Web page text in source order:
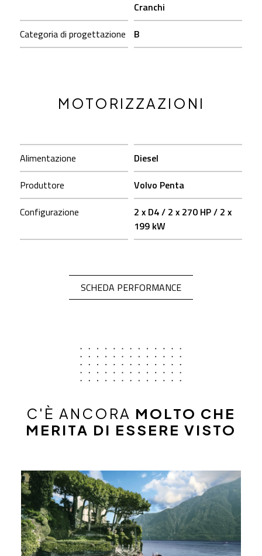
Cranchi
Categoria di progettazione
B
MOTORIZZAZIONI
Alimentazione
Diesel
Produttore
Volvo Penta
Configurazione
2 x D4 / 2 x 270 HP / 2 x
199 kW
SCHEDA PERFORMANCEOPEN IN A NEW
C'È ANCORA MOLTO CHE
MERITA DI ESSERE VISTO